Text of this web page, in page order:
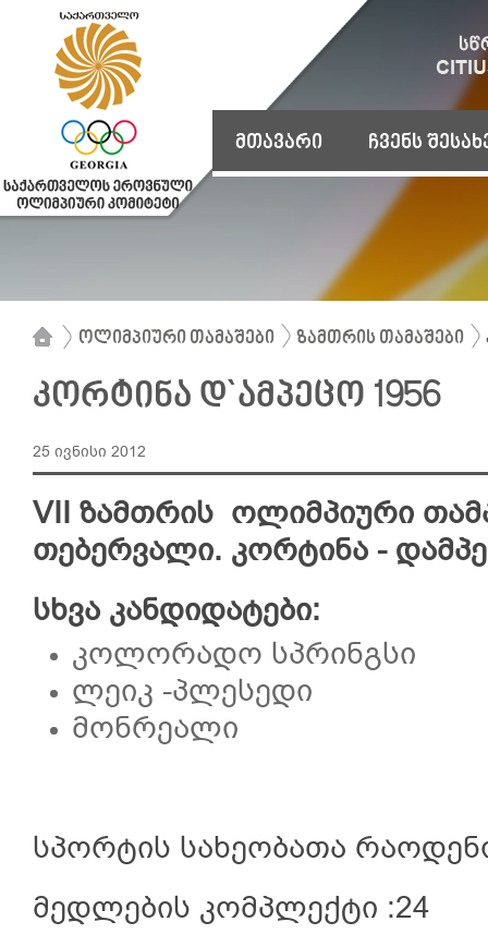
მთავარი ჩვენს
ოლიმპიური თამაშები ზამთრის თამაშები
კორტინა დ`ამპეცო 1956
25 ივნისი 2012
VII ზამთრის ოლიმპიური
თებერვალი. კორტინა -
სხვა კანდიდატები:
კოლორადო სპრინგსი
ლეიკ -პლესედი
მონრეალი
სპორტის სახეობათა
მედლების კომპლექტი :24